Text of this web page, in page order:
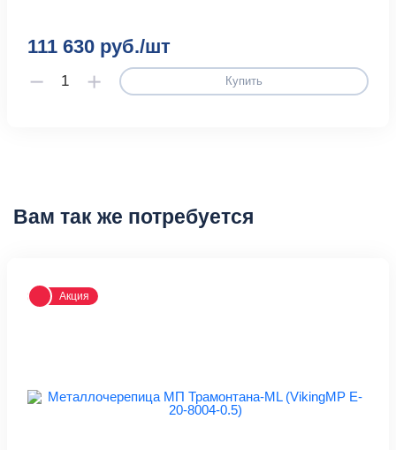
111 630 руб./шт
Купить
Вам так же потребуется
Акция